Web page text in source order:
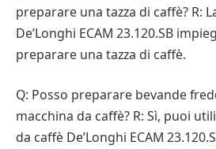
preparare una tazza di caffè? R:
De’Longhi ECAM 23.120.SB
preparare una tazza di caffè.
Q: Posso preparare bevande
macchina da caffè? R: Sì, puoi
da caffè De’Longhi ECAM